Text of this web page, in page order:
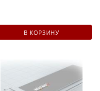
В КОРЗИНУ